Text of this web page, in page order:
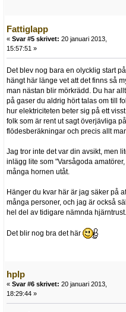
Fattiglapp
« Svar #5 skrivet: 20 januari 2013,
15:57:51 »
Det blev nog bara en olycklig start
hängt här länge vet att det finns så
man nästan blir mörkrädd. Du har
på gaser du aldrig hört talas om till
hur elektriciteten beter sig på ett
folk som är rent ut sagt överjävliga
flödesberäkningar och precis allt
Jag tror inte det var din avsikt, men
inlägg lite som "Varsågoda
många hornen utåt.
Hänger du kvar här är jag säker på
många personer, och jag är också
hel del av tidigare nämnda hjärntrust.
Det blir nog bra det här
hplp
« Svar #6 skrivet: 20 januari 2013,
18:29:44 »